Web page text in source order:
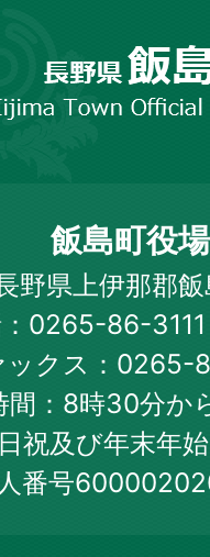
飯島町役場
野県上伊那郡
0265-86-
ックス：0265-
間：8時30分か
日祝及び年末年
番号